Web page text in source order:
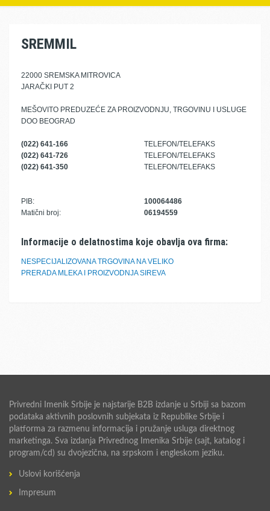
SREMMIL
22000 SREMSKA MITROVICA
JARAČKI PUT 2
MEŠOVITO PREDUZEĆE ZA PROIZVODNJU, TRGOVINU I USLUGE
DOO BEOGRAD
(022) 641-166
TELEFON/TELEFAKS
(022) 641-726
TELEFON/TELEFAKS
(022) 641-350
TELEFON/TELEFAKS
PIB:
100064486
Matični broj:
06194559
Informacije o delatnostima koje obavlja ova firma:
NESPECIJALIZOVANA TRGOVINA NA VELIKO
PRERADA MLEKA I PROIZVODNJA SIREVA
Privredni Imenik Srbije je najstarije B2B izdanje u Srbiji sa bazom
podataka aktivnih poslovnih subjekata iz Republike Srbije i
platforma za razmenu informacija i pružanje usluga direktnog
marketinga. Sva izdanja Privrednog Imenika Srbije (sajt, katalog i
program/cd) su dvojezična, na srpskom i engleskom jeziku.
Uslovi korišćenja
Impresum